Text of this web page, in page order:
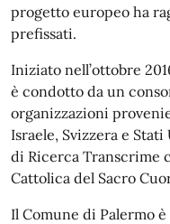
progetto europeo ha
prefissati.
Iniziato nell’ottobre
è condotto da un
organizzazioni
Israele, Svizzera e
di Ricerca Transcrime
Cattolica del Sacro
Il Comune di Palermo